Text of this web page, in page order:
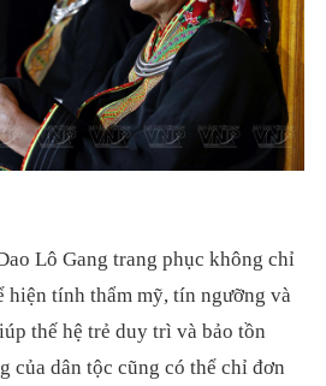
Lô Gang trang phục không chỉ
hiện tính thẩm mỹ, tín ngưỡng và
thế hệ trẻ duy trì và bảo tồn
của dân tộc cũng có thể chỉ đơn